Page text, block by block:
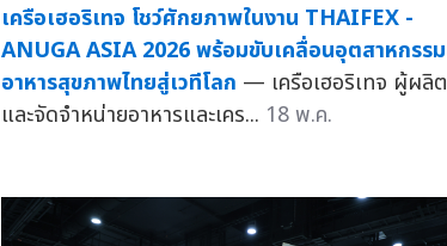
เครือเฮอริเทจ โชว์ศักยภาพในงาน THAIFEX -
ANUGA ASIA 2026 พร้อมขับเคลื่อนอุตสาหกรรม
อาหารสุขภาพไทยสู่เวทีโลก — เครือเฮอริเทจ ผู้ผลิต
และจัดจำหน่ายอาหารและเคร... 18 พ.ค.